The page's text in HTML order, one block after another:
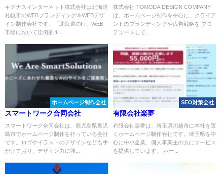
キグナスインターネット株式会社は北海道
札幌市のWEBブランディング＆WEBデザ
イン制作会社です。「北海道のIT、WEB
市場において圧倒的１...
株式会社 TOMODA DESIGN COMPANY
は、ホームページ制作を中心に、クライア
ントのブランディングや広告戦略を プロ
デュースして...
ホームページ制作会社
スマートワーク合同会社
スマートワーク合同会社は、鹿児島県鹿児
島市でホームページ制作を行っている会社
です。ロゴやイラストのデザインなども手
がけており、デザイン力に強...
SEO対策会社
有限会社楽夢
有限会社楽夢は、埼玉県川越市に本社を置
くホームページ制作会社です。埼玉県を中
心に中小企業、個人事業主の方にサービス
を提供しています。 ホー...